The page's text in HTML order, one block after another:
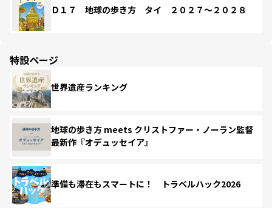
Ｄ１７ 地球の歩き方 タイ ２０２７～２０２８
特設ページ
世界遺産ランキング
地球の歩き方 meets クリストファー・ノーラン監督
最新作『オデュッセイア』
準備も滞在もスマートに！ トラベルハック2026